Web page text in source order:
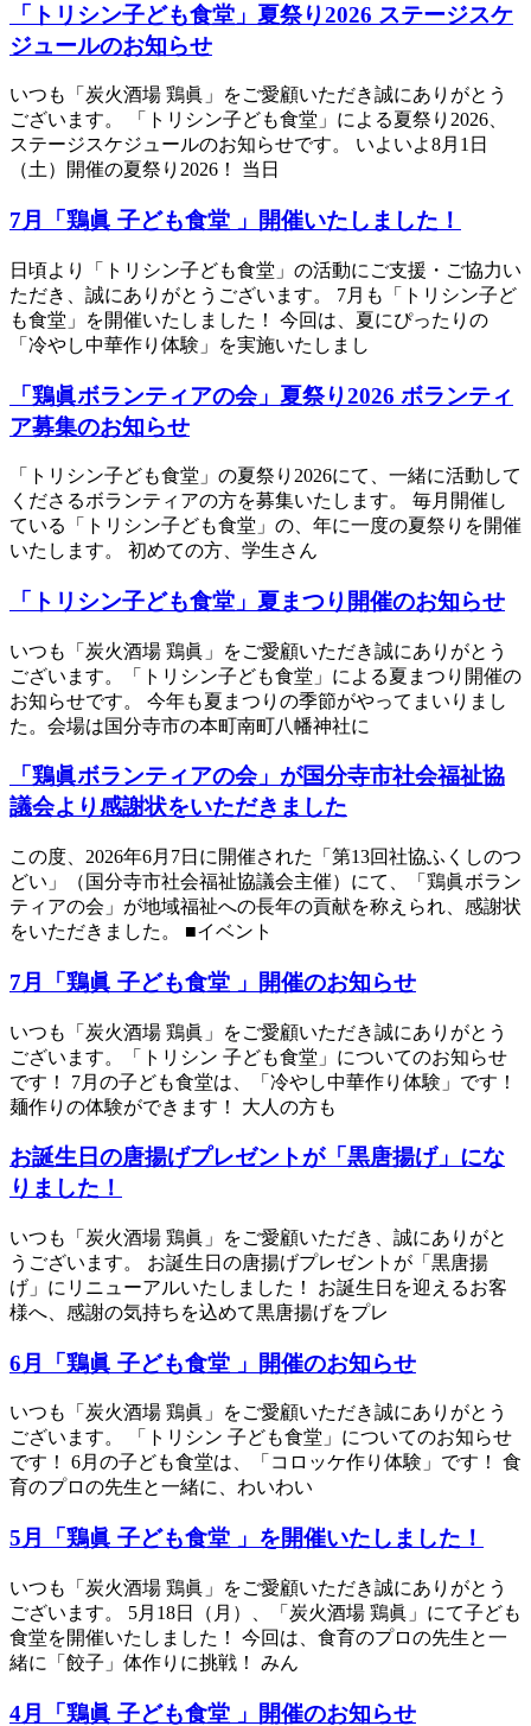
「トリシン子ども食堂」夏祭り2026 ステージスケ
ジュールのお知らせ
いつも「炭火酒場 鶏眞」をご愛顧いただき誠にありがとう
ございます。 「トリシン子ども食堂」による夏祭り2026、
ステージスケジュールのお知らせです。 いよいよ8月1日
（土）開催の夏祭り2026！ 当日
7月「鶏眞 子ども食堂 」開催いたしました！
日頃より「トリシン子ども食堂」の活動にご支援・ご協力い
ただき、誠にありがとうございます。 7月も「トリシン子ど
も食堂」を開催いたしました！ 今回は、夏にぴったりの
「冷やし中華作り体験」を実施いたしまし
「鶏眞ボランティアの会」夏祭り2026 ボランティ
ア募集のお知らせ
「トリシン子ども食堂」の夏祭り2026にて、一緒に活動して
くださるボランティアの方を募集いたします。 毎月開催し
ている「トリシン子ども食堂」の、年に一度の夏祭りを開催
いたします。 初めての方、学生さん
「トリシン子ども食堂」夏まつり開催のお知らせ
いつも「炭火酒場 鶏眞」をご愛顧いただき誠にありがとう
ございます。「トリシン子ども食堂」による夏まつり開催の
お知らせです。 今年も夏まつりの季節がやってまいりまし
た。会場は国分寺市の本町南町八幡神社に
「鶏眞ボランティアの会」が国分寺市社会福祉協
議会より感謝状をいただきました
この度、2026年6月7日に開催された「第13回社協ふくしのつ
どい」（国分寺市社会福祉協議会主催）にて、「鶏眞ボラン
ティアの会」が地域福祉への長年の貢献を称えられ、感謝状
をいただきました。 ■イベント
7月「鶏眞 子ども食堂 」開催のお知らせ
いつも「炭火酒場 鶏眞」をご愛顧いただき誠にありがとう
ございます。「トリシン 子ども食堂」についてのお知らせ
です！ 7月の子ども食堂は、「冷やし中華作り体験」です！
麺作りの体験ができます！ 大人の方も
お誕生日の唐揚げプレゼントが「黒唐揚げ」にな
りました！
いつも「炭火酒場 鶏眞」をご愛顧いただき、誠にありがと
うございます。 お誕生日の唐揚げプレゼントが「黒唐揚
げ」にリニューアルいたしました！ お誕生日を迎えるお客
様へ、感謝の気持ちを込めて黒唐揚げをプレ
6月「鶏眞 子ども食堂 」開催のお知らせ
いつも「炭火酒場 鶏眞」をご愛顧いただき誠にありがとう
ございます。 「トリシン 子ども食堂」についてのお知らせ
です！ 6月の子ども食堂は、「コロッケ作り体験」です！ 食
育のプロの先生と一緒に、わいわい
5月「鶏眞 子ども食堂 」を開催いたしました！
いつも「炭火酒場 鶏眞」をご愛顧いただき誠にありがとう
ございます。 5月18日（月）、「炭火酒場 鶏眞」にて子ども
食堂を開催いたしました！ 今回は、食育のプロの先生と一
緒に「餃子」体作りに挑戦！ みん
4月「鶏眞 子ども食堂 」開催のお知らせ